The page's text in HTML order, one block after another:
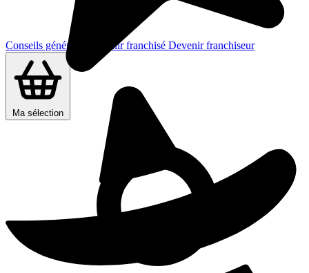
Conseils généraux Devenir franchisé Devenir franchiseur
Ma sélection